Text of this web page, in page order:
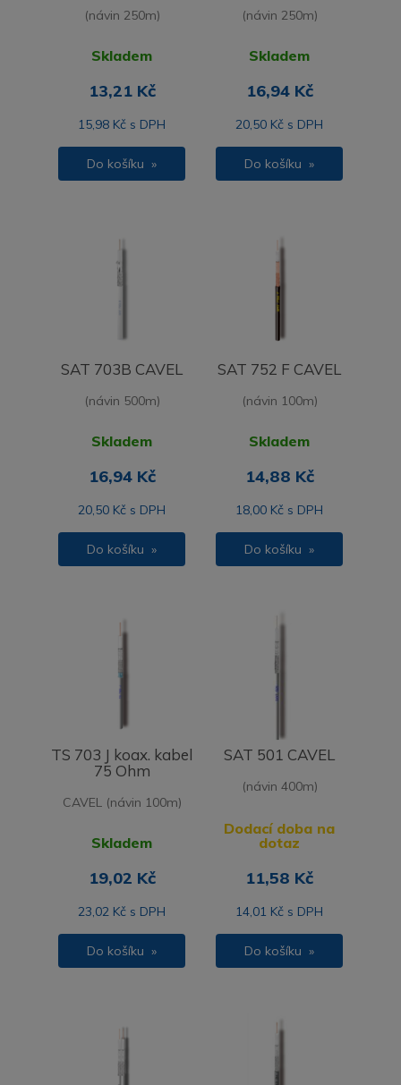
(návin 250m)
Skladem
13,21 Kč
15,98 Kč s DPH
Do košíku »
(návin 250m)
Skladem
16,94 Kč
20,50 Kč s DPH
Do košíku »
SAT 703B CAVEL
(návin 500m)
Skladem
16,94 Kč
20,50 Kč s DPH
Do košíku »
SAT 752 F CAVEL
(návin 100m)
Skladem
14,88 Kč
18,00 Kč s DPH
Do košíku »
TS 703 J koax. kabel
75 Ohm
CAVEL (návin 100m)
Skladem
19,02 Kč
23,02 Kč s DPH
Do košíku »
SAT 501 CAVEL
(návin 400m)
Dodací doba na
dotaz
11,58 Kč
14,01 Kč s DPH
Do košíku »